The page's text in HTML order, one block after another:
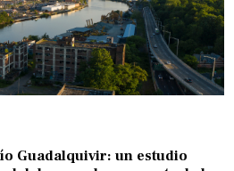
Guadalquivir: un estudio